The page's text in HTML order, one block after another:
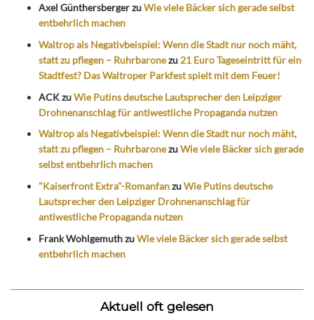
Axel GünthersbergerzuWie viele Bäcker sich gerade selbst
entbehrlich machen
Waltrop als Negativbeispiel: Wenn die Stadt nur noch mäht,
statt zu pflegen – Ruhrbaronezu 21 Euro Tageseintritt für ein
Stadtfest? Das Waltroper Parkfest spielt mit dem Feuer!
ACKzuWie Putins deutsche Lautsprecher den Leipziger
Drohnenanschlag für antiwestliche Propaganda nutzen
Waltrop als Negativbeispiel: Wenn die Stadt nur noch mäht,
statt zu pflegen – RuhrbaronezuWie viele Bäcker sich gerade
selbst entbehrlich machen
"Kaiserfront Extra"-RomanfanzuWie Putins deutsche
Lautsprecher den Leipziger Drohnenanschlag für
antiwestliche Propaganda nutzen
Frank WohlgemuthzuWie viele Bäcker sich gerade selbst
entbehrlich machen
Aktuell oft gelesen